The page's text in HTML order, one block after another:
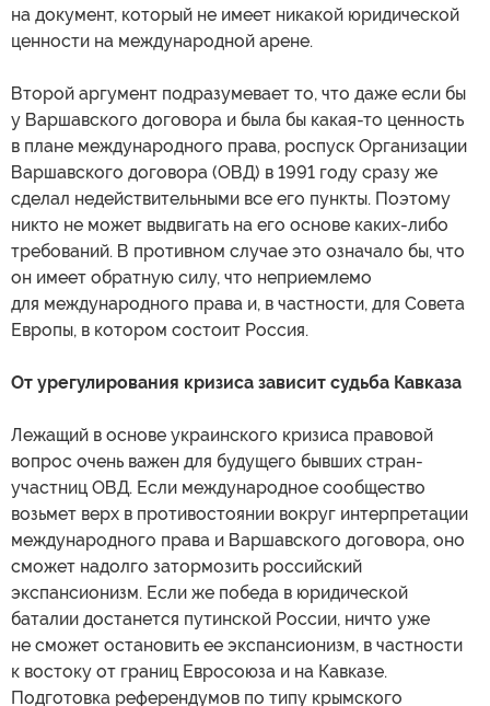
на документ, который не имеет никакой юридической
ценности на международной арене.
Второй аргумент подразумевает то, что даже если бы
у Варшавского договора и была бы какая-то ценность
в плане международного права, роспуск Организации
Варшавского договора (ОВД) в 1991 году сразу же
сделал недействительными все его пункты. Поэтому
никто не может выдвигать на его основе каких-либо
требований. В противном случае это означало бы, что
он имеет обратную силу, что неприемлемо
для международного права и, в частности, для Совета
Европы, в котором состоит Россия.
От урегулирования кризиса зависит судьба Кавказа
Лежащий в основе украинского кризиса правовой
вопрос очень важен для будущего бывших стран-
участниц ОВД. Если международное сообщество
возьмет верх в противостоянии вокруг интерпретации
международного права и Варшавского договора, оно
сможет надолго затормозить российский
экспансионизм. Если же победа в юридической
баталии достанется путинской России, ничто уже
не сможет остановить ее экспансионизм, в частности
к востоку от границ Евросоюза и на Кавказе.
Подготовка референдумов по типу крымского